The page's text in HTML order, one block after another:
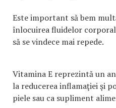
Este important să bem
înlocuirea fluidelor
să se vindece mai repede.
Vitamina E reprezintă un
la reducerea inflamaţiei şi
piele sau ca supliment